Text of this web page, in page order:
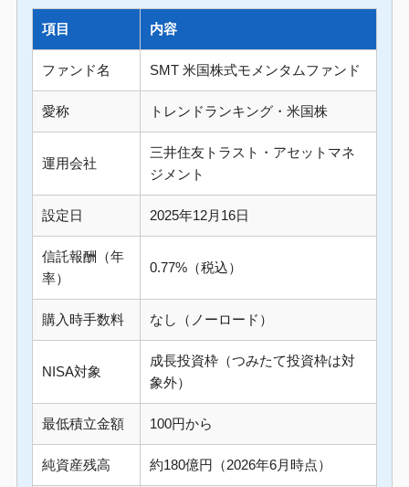
項目 内容
ファンド名 SMT 米国株式モメンタムファンド
愛称 トレンドランキング・米国株
運用会社
三井住友トラスト・アセットマネ
ジメント
設定日 2025年12月16日
信託報酬（年
率）
0.77%（税込）
購入時手数料 なし（ノーロード）
NISA対象
成長投資枠（つみたて投資枠は対
象外）
最低積立金額 100円から
純資産残高 約180億円（2026年6月時点）